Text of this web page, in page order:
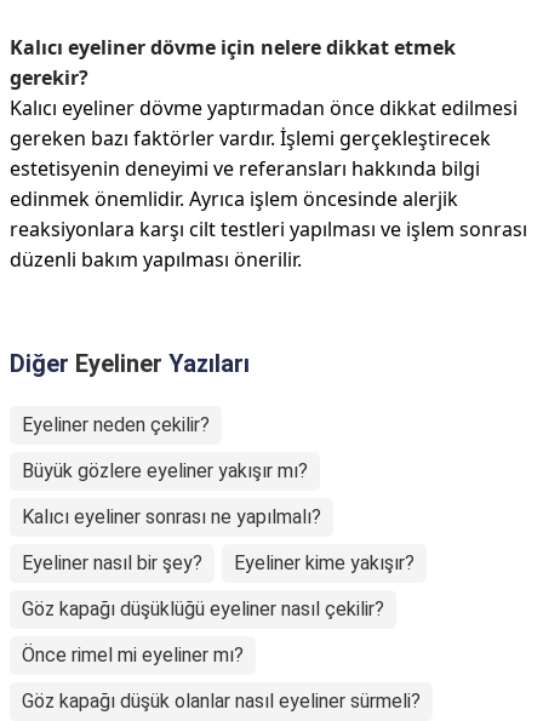
Kalıcı eyeliner dövme için nelere dikkat etmek
gerekir?
Kalıcı eyeliner dövme yaptırmadan önce dikkat edilmesi
gereken bazı faktörler vardır. İşlemi gerçekleştirecek
estetisyenin deneyimi ve referansları hakkında bilgi
edinmek önemlidir. Ayrıca işlem öncesinde alerjik
reaksiyonlara karşı cilt testleri yapılması ve işlem sonrası
düzenli bakım yapılması önerilir.
Diğer Eyeliner Yazıları
Eyeliner neden çekilir?
Büyük gözlere eyeliner yakışır mı?
Kalıcı eyeliner sonrası ne yapılmalı?
Eyeliner nasıl bir şey?
Eyeliner kime yakışır?
Göz kapağı düşüklüğü eyeliner nasıl çekilir?
Önce rimel mi eyeliner mı?
Göz kapağı düşük olanlar nasıl eyeliner sürmeli?